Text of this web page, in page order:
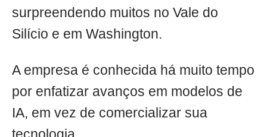
surpreendendo muitos no Vale do
Silício e em Washington.
A empresa é conhecida há muito tempo
por enfatizar avanços em modelos de
IA, em vez de comercializar sua